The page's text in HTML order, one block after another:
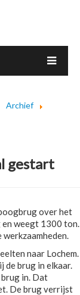
Archief
gestart
over het
en weegt 1300 ton.
naar Lochem.
de brug in elkaar.
brug in. Dat
De brug verrijst